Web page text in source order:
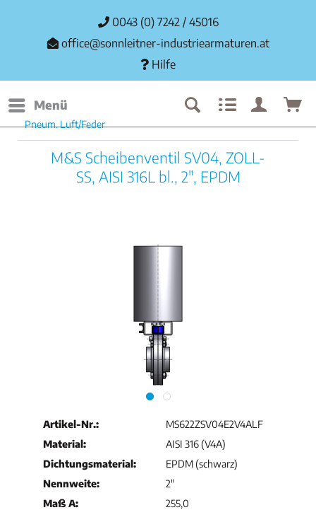
0043 (0) 7242 / 45016
office@sonnleitner-industriearmaturen.at
Hilfe
Menü
Pneum. Luft/Feder
M&S Scheibenventil SV04, ZOLL-
SS, AISI 316L bl., 2", EPDM
Artikel-Nr.:
MS622ZSV04E2V4ALF
Material:
AISI 316 (V4A)
Dichtungsmaterial:
EPDM (schwarz)
Nennweite:
2"
Maß A:
255,0